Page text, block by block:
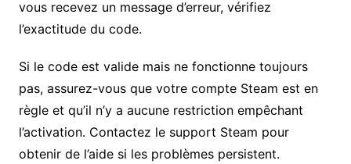
vous recevez un message d’erreur, vérifiez
l’exactitude du code.
Si le code est valide mais ne fonctionne toujours
pas, assurez-vous que votre compte Steam est en
règle et qu’il n’y a aucune restriction empêchant
l’activation. Contactez le support Steam pour
obtenir de l’aide si les problèmes persistent.